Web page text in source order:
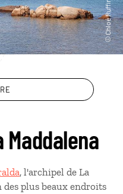
, l'archipel de La
des plus beaux endroits